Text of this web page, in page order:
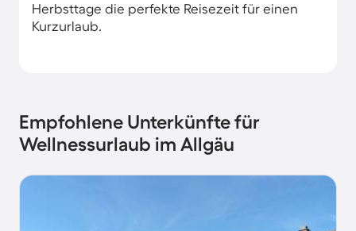
Herbsttage die perfekte Reisezeit für einen
Kurzurlaub.
Empfohlene Unterkünfte für
Wellnessurlaub im Allgäu